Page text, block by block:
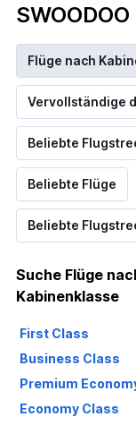
SWOODOO
Flüge nach
Vervollständige
Beliebte
Beliebte Flüge
Beliebte
Suche Flüge
Kabinenklasse
First Class
Business Class
Premium
Economy Class